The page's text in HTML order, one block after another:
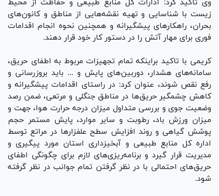
وی تاکید کرد: ادارات کل منابع طبیعی و حفاظت از محیط
زیست با شناسایی و تهیه نقشه‌هایی از مناطق و کانون‌های
بحران، راهکار‌های پیشگیرانه و همچنین نحوه انجام اقدامات
فوری برای مهار آتش را در دستور کار خود قرار دهند.
کریمی با تاکید براینکه تمام تجهیزات مربوط به اطفای حریق،
سامانه‌های هشدار، دوربین‌های پایش و ... باید بروزرسانی و
رفع نقص شوند، عنوان کرد: در راستای اقدامات پیشگیرانه و
کاهش چشمگیر حریق‌ها در مناطق جنگلی و مرتعی، ضمن رصد
وضعیت جوی و بررسی متداول میزان درجه حرارت هوا، جهت و
میزان ورزش باد، رطوبت و سایر موارد، پایش مستمر حجم
پوشش گیاهی و روند افزایش سطح علفزار‌ها در مراتع توسط
اداره کل منابع طبیعی و آبخیزداری استان مورد پیگیری و
مدیریت قرار گیرد و برنامه‌ریزی‌های لازم برای چگونگی اطفای
حریق‌های احتمالی با در نظر گرفتن تمام جوانب در نظر گرفته
شود.